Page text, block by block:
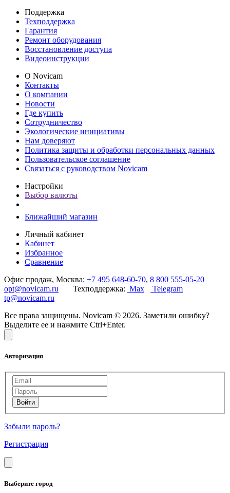
Поддержка
Техподдержка
Гарантия
Ремонт оборудования
Восстановление доступа
Видеоинструкции
О Novicam
Контакты
О компании
Новости
Где купить
Сотрудничество
Экологические инициативы
Нам доверяют
Политика защиты и обработки персональных данных
Пользовательское соглашение
Связаться с руководством Novicam
Настройки
Выбор валюты
Ближайший магазин
Личный кабинет
Кабинет
Избранное
Сравнение
Офис продаж, Москва: +7 495 648-60-70, 8 800 555-05-20
opt@novicam.ru Техподдержка: Max
Telegram
tp@novicam.ru
Все права защищены. Novicam © 2026. Заметили ошибку?
Выделите ее и нажмите Ctrl+Enter.
Авторизация
Забыли пароль?
Регистрация
Выберите город